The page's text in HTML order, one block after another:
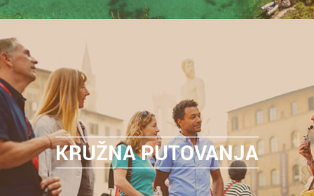
KRUŽNA PUTOVANJA